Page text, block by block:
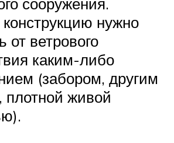
сооружения.
нужно
от ветрового
каким-либо
(забором, другим
плотной живой